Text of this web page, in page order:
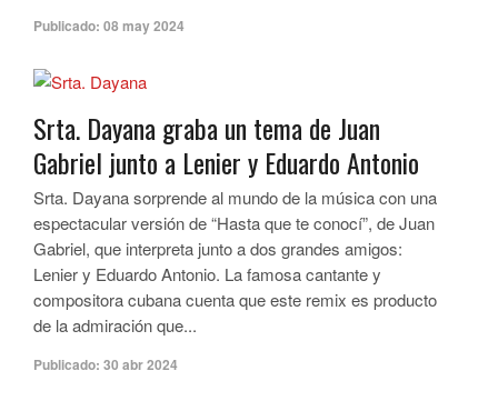
Publicado: 08 may 2024
Srta. Dayana graba un tema de Juan
Gabriel junto a Lenier y Eduardo Antonio
Srta. Dayana sorprende al mundo de la música con una
espectacular versión de “Hasta que te conocí”, de Juan
Gabriel, que interpreta junto a dos grandes amigos:
Lenier y Eduardo Antonio. La famosa cantante y
compositora cubana cuenta que este remix es producto
de la admiración que...
Publicado: 30 abr 2024